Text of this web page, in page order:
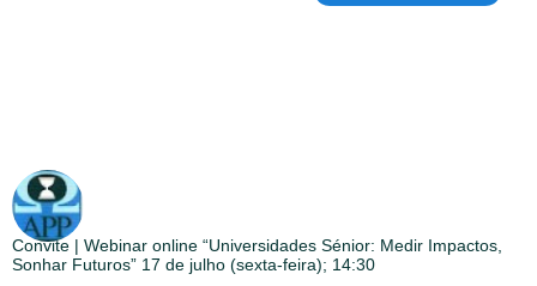
Convite | Webinar online “Universidades Sénior: Medir Impactos,
Sonhar Futuros” 17 de julho (sexta-feira); 14:30